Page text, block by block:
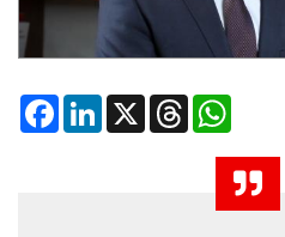
FacebookLinkedIn
X Threads